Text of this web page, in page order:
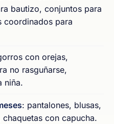
bautizo, conjuntos para
coordinados para
con orejas,
no rasguñarse,
niña.
: pantalones, blusas,
con capucha.